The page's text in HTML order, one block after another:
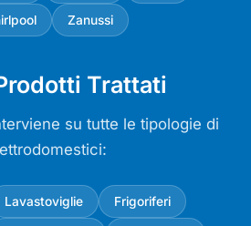
Zanussi
Trattati
su tutte le tipologie di
Lavastoviglie Frigoriferi